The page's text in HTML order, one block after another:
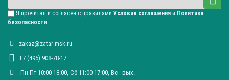
Я прочитал и согласен с правилами Условия соглашения и Политика
безопасности
zakaz@zatar-msk.ru
+7 (495) 908-78-17
Пн-Пт 10:00-18:00, Сб 11:00-17:00, Вc - вых.